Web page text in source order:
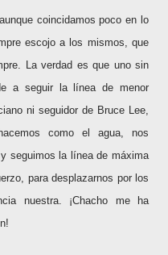
coincidamos poco en lo
escojo a los mismos, que
La verdad es que uno sin
a seguir la línea de menor
ni seguidor de Bruce Lee,
como el agua, nos
seguimos la línea de máxima
para desplazarnos por los
nuestra. ¡Chacho me ha